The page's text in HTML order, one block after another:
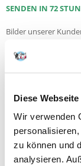
Diese
Wir verwenden
zu können und
analysieren.
SENDEN IN 72
Bilder unserer
Slow Feeding
-verhindert das
-geeignet für alle
-weiches Material
-rutscht nicht
-TPE/Kunststoff